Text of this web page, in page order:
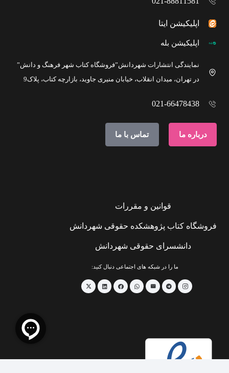
اپلیکیشن ایتا
اپلیکیشن بله
نمایندگی انتشارات شهردانش”فروشگاه کتاب شهر فرهنگ و دانش”
در تهران، میدان انقلاب، خیابان منیری جاوید، بازارچه کتاب، پلاک9
021-66478438
درباره ما تماس با ما
قوانین و مقررات
فروشگاه کتاب پژوهشکده حقوقی شهردانش
دانشسرای حقوقی شهردانش
ما را در شبکه های اجتماعی دنبال کنید: